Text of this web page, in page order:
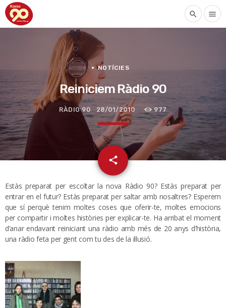
search menu
NOTÍCIES
Reiniciem Ràdio 90
RÀDIO 90 28/01/2010 977
share
email
Estàs preparat per escoltar la nova Ràdio 90? Estàs preparat per
entrar en el futur? Estàs preparat per saltar amb nosaltres? Esperem
que sí perquè tenim moltes coses que oferir-te, moltes emocions
per compartir i moltes històries per explicar-te. Ha arribat el moment
d’anar endavant reiniciant una ràdio amb més de 20 anys d’història,
una ràdio feta per gent com tu des de la il·lusió.